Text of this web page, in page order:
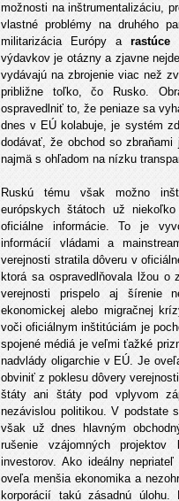
možnosti na inštrumentalizáciu,
vlastné problémy na druhého
militarizácia Európy a rastúce
výdavkov je otázny a zjavne
vydávajú na zbrojenie viac než
približne toľko, čo Rusko.
ospravedlniť to, že peniaze sa
dnes v EÚ kolabuje, je systém
dodávať, že obchod so
najmä s ohľadom na nízku
Ruskú tému však možno
európskych štátoch už
oficiálne informácie. To je
informácií vládami a
verejnosti stratila dôveru v
ktorá sa ospravedlňovala lžou o
verejnosti prispelo aj šírenie
ekonomickej alebo migračnej
voči oficiálnym inštitúciám je
spojené médiá je veľmi ťažké
nadvlády oligarchie v EÚ. Je
obviniť z poklesu dôvery
štáty ani štáty pod vplyvom
nezávislou politikou. V podstate
však už dnes hlavným
rušenie vzájomných
investorov. Ako ideálny
oveľa menšia ekonomika a
korporácií takú zásadnú